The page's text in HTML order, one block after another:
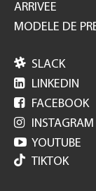
ARRIVEE
MODELE DE
 SLACK
 LINKEDIN
 FACEBOOK
 INSTAGRAM
 YOUTUBE
TIKTOK